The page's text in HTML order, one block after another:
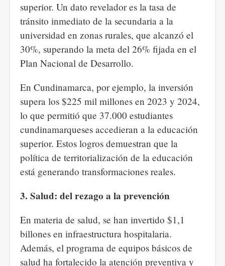
superior. Un dato revelador es la tasa de
tránsito inmediato de la secundaria a la
universidad en zonas rurales, que alcanzó el
30%, superando la meta del 26% fijada en el
Plan Nacional de Desarrollo.
En Cundinamarca, por ejemplo, la inversión
supera los $225 mil millones en 2023 y 2024,
lo que permitió que 37.000 estudiantes
cundinamarqueses accedieran a la educación
superior. Estos logros demuestran que la
política de territorialización de la educación
está generando transformaciones reales.
3. Salud: del rezago a la prevención
En materia de salud, se han invertido $1,1
billones en infraestructura hospitalaria.
Además, el programa de equipos básicos de
salud ha fortalecido la atención preventiva y